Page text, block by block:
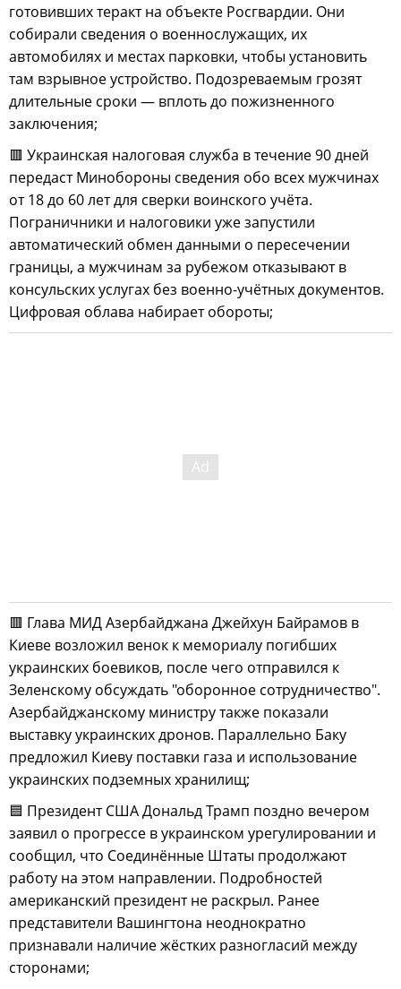
готовивших теракт на объекте Росгвардии. Они
собирали сведения о военнослужащих, их
автомобилях и местах парковки, чтобы установить
там взрывное устройство. Подозреваемым грозят
длительные сроки — вплоть до пожизненного
заключения;
🟥 Украинская налоговая служба в течение 90 дней
передаст Минобороны сведения обо всех мужчинах
от 18 до 60 лет для сверки воинского учёта.
Пограничники и налоговики уже запустили
автоматический обмен данными о пересечении
границы, а мужчинам за рубежом отказывают в
консульских услугах без военно-учётных документов.
Цифровая облава набирает обороты;
🟥 Глава МИД Азербайджана Джейхун Байрамов в
Киеве возложил венок к мемориалу погибших
украинских боевиков, после чего отправился к
Зеленскому обсуждать "оборонное сотрудничество".
Азербайджанскому министру также показали
выставку украинских дронов. Параллельно Баку
предложил Киеву поставки газа и использование
украинских подземных хранилищ;
🟦 Президент США Дональд Трамп поздно вечером
заявил о прогрессе в украинском урегулировании и
сообщил, что Соединённые Штаты продолжают
работу на этом направлении. Подробностей
американский президент не раскрыл. Ранее
представители Вашингтона неоднократно
признавали наличие жёстких разногласий между
сторонами;